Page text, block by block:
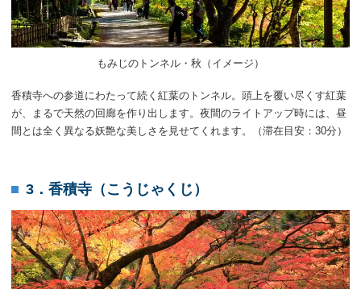
もみじのトンネル・秋（イメージ）
香積寺への参道にわたって続く紅葉のトンネル。頭上を覆い尽くす紅葉
が、まるで天然の回廊を作り出します。夜間のライトアップ時には、昼
間とは全く異なる妖艶な美しさを見せてくれます。（滞在目安：30分）
3．香積寺（こうじゃくじ）